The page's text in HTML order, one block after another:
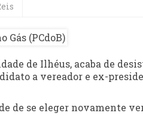
de Ilhéus, acaba de
a vereador e ex-
de se eleger novamente